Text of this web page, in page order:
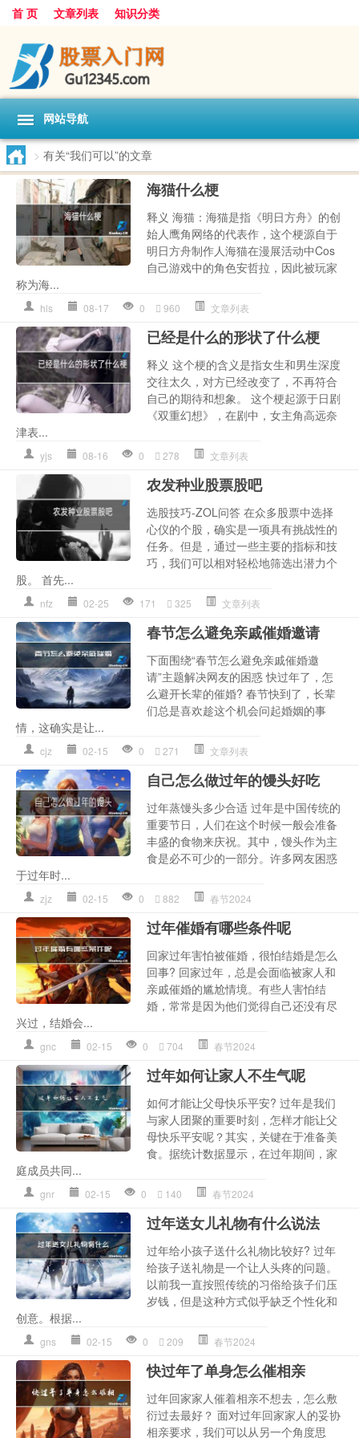
首 页 文章列表 知识分类
网站导航
> 有关“我们可以”的文章
海猫什么梗
释义 海猫：海猫是指《明日方舟》的创
始人鹰角网络的代表作，这个梗源自于
明日方舟制作人海猫在漫展活动中Cos
自己游戏中的角色安哲拉，因此被玩家
称为海...
hls 08-17 0 960 文章列表
已经是什么的形状了什么梗
释义 这个梗的含义是指女生和男生深度
交往太久，对方已经改变了，不再符合
自己的期待和想象。 这个梗起源于日剧
《双重幻想》，在剧中，女主角高远奈
津表...
yjs 08-16 0 278 文章列表
农发种业股票股吧
选股技巧-ZOL问答 在众多股票中选择
心仪的个股，确实是一项具有挑战性的
任务。但是，通过一些主要的指标和技
巧，我们可以相对轻松地筛选出潜力个
股。 首先...
nfz 02-25 171 325 文章列表
春节怎么避免亲戚催婚邀请
下面围绕“春节怎么避免亲戚催婚邀
请”主题解决网友的困惑 快过年了，怎
么避开长辈的催婚? 春节快到了，长辈
们总是喜欢趁这个机会问起婚姻的事
情，这确实是让...
cjz 02-15 0 271 文章列表
自己怎么做过年的馒头好吃
过年蒸馒头多少合适 过年是中国传统的
重要节日，人们在这个时候一般会准备
丰盛的食物来庆祝。其中，馒头作为主
食是必不可少的一部分。许多网友困惑
于过年时...
zjz 02-15 0 882 春节2024
过年催婚有哪些条件呢
回家过年害怕被催婚，很怕结婚是怎么
回事? 回家过年，总是会面临被家人和
亲戚催婚的尴尬情境。有些人害怕结
婚，常常是因为他们觉得自己还没有尽
兴过，结婚会...
gnc 02-15 0 704 春节2024
过年如何让家人不生气呢
如何才能让父母快乐平安? 过年是我们
与家人团聚的重要时刻，怎样才能让父
母快乐平安呢？其实，关键在于准备美
食。据统计数据显示，在过年期间，家
庭成员共同...
gnr 02-15 0 140 春节2024
过年送女儿礼物有什么说法
过年给小孩子送什么礼物比较好? 过年
给孩子送礼物是一个让人头疼的问题。
以前我一直按照传统的习俗给孩子们压
岁钱，但是这种方式似乎缺乏个性化和
创意。根据...
gns 02-15 0 209 春节2024
快过年了单身怎么催相亲
过年回家家人催着相亲不想去，怎么敷
衍过去最好？ 面对过年回家家人的妥协
相亲要求，我们可以从另一个角度思